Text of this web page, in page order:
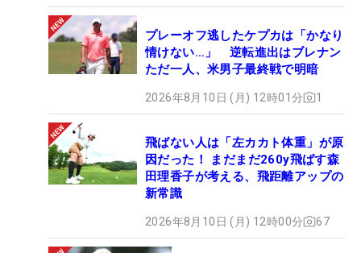
プレーオフ逃したケプカは「かなり
情けない…」 逆転進出はブレナン
ただ一人、米男子最終戦で明暗
2026年8月10日 (月) 12時01分 1
飛ばない人は「左カカト体重」が原
因だった！ まだまだ260y飛ばす森
田理香子が考える、飛距離アップの
新常識
2026年8月10日 (月) 12時00分 67